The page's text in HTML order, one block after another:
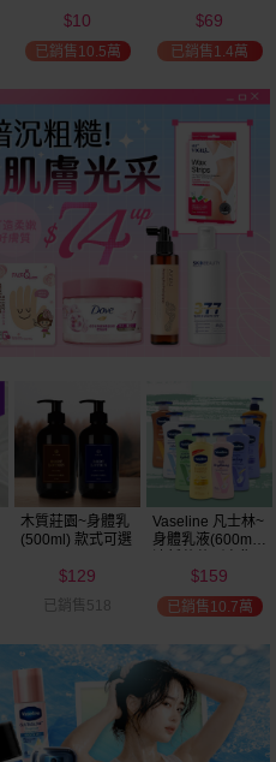
$9
已銷售2.2萬
力／厚醬椰子／
厚醬抹茶 款式可
選
$28
已銷售3.7萬
hetras~飯店療癒
身體乳(1013ml)
$323
已銷售735
Heit Miro~牛奶柔
皙/玫瑰粉嫩/馬油
乳液(400ml)
$94
已銷售5萬